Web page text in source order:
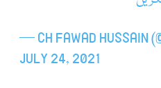
— CH FAWAD HUSSAIN
JULY 24, 2021